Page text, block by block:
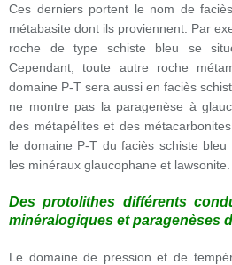
Ces derniers portent le nom de
métabasite dont ils proviennent. Par
roche de type schiste bleu se
Cependant, toute autre roche
domaine P-T sera aussi en faciès
ne montre pas la paragenèse à
des métapélites et des
le domaine P-T du faciès schiste
les minéraux glaucophane et lawsonite.
Des protolithes différents
minéralogiques et paragenèses
Le domaine de pression et de